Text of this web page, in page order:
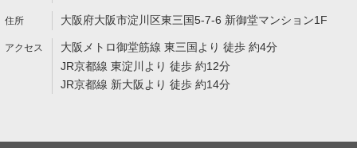
大阪府大阪市淀川区東三国5-7-6 新御堂マンション1F
大阪メトロ御堂筋線 東三国より 徒歩 約4分
JR京都線 東淀川より 徒歩 約12分
JR京都線 新大阪より 徒歩 約14分